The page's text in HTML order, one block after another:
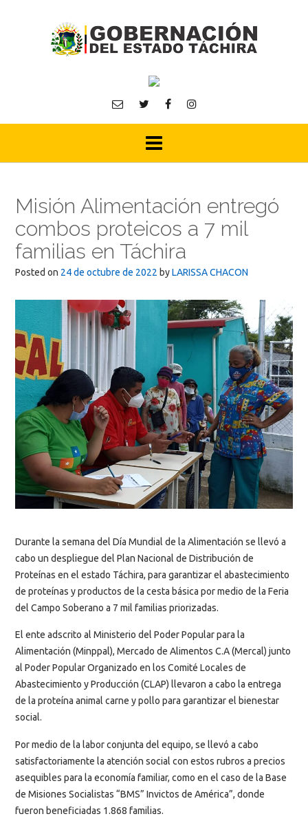
Misión Alimentación entregó
combos proteicos a 7 mil
familias en Táchira
Posted on 24 de octubre de 2022 byLARISSA CHACON
Durante la semana del Día Mundial de la Alimentación se llevó a
cabo un despliegue del Plan Nacional de Distribución de
Proteínas en el estado Táchira, para garantizar el abastecimiento
de proteínas y productos de la cesta básica por medio de la Feria
del Campo Soberano a 7 mil familias priorizadas.
El ente adscrito al Ministerio del Poder Popular para la
Alimentación (Minppal), Mercado de Alimentos C.A (Mercal) junto
al Poder Popular Organizado en los Comité Locales de
Abastecimiento y Producción (CLAP) llevaron a cabo la entrega
de la proteína animal carne y pollo para garantizar el bienestar
social.
Por medio de la labor conjunta del equipo, se llevó a cabo
satisfactoriamente la atención social con estos rubros a precios
asequibles para la economía familiar, como en el caso de la Base
de Misiones Socialistas “BMS” Invictos de América”, donde
fueron beneficiadas 1.868 familias.